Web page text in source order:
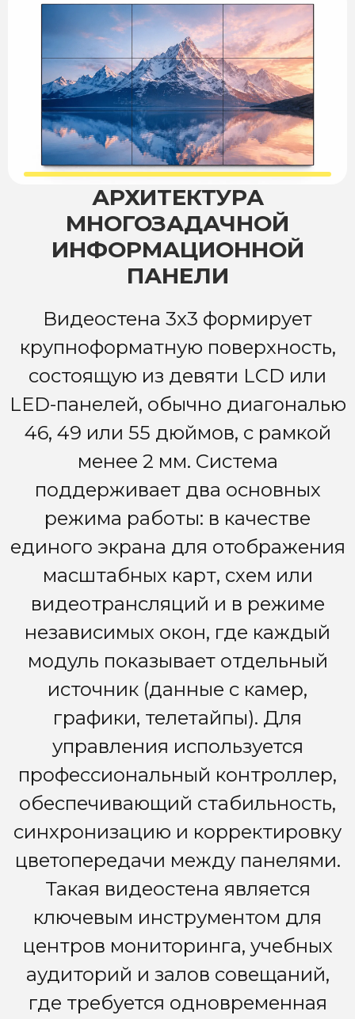
АРХИТЕКТУРА
МНОГОЗАДАЧНОЙ
ИНФОРМАЦИОННОЙ
ПАНЕЛИ
Видеостена 3x3 формирует
крупноформатную поверхность,
состоящую из девяти LCD или
LED-панелей, обычно диагональю
46, 49 или 55 дюймов, с рамкой
менее 2 мм. Система
поддерживает два основных
режима работы: в качестве
единого экрана для отображения
масштабных карт, схем или
видеотрансляций и в режиме
независимых окон, где каждый
модуль показывает отдельный
источник (данные с камер,
графики, телетайпы). Для
управления используется
профессиональный контроллер,
обеспечивающий стабильность,
синхронизацию и корректировку
цветопередачи между панелями.
Такая видеостена является
ключевым инструментом для
центров мониторинга, учебных
аудиторий и залов совещаний,
где требуется одновременная